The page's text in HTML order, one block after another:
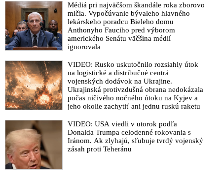
Médiá pri najväčšom škandále roka zborovo
mlčia. Vypočúvanie bývaleho hlavného
lekárskeho poradcu Bieleho domu
Anthonyho Fauciho pred výborom
amerického Senátu väčšina médií
ignorovala
VIDEO: Rusko uskutočnilo rozsiahly útok
na logistické a distribučné centrá
vojenských dodávok na Ukrajine.
Ukrajinská protivzdušná obrana nedokázala
počas ničivého nočného útoku na Kyjev a
jeho okolie zachytiť ani jednu ruskú raketu
VIDEO: USA viedli v utorok podľa
Donalda Trumpa celodenné rokovania s
Iránom. Ak zlyhajú, sľubuje tvrdý vojenský
zásah proti Teheránu